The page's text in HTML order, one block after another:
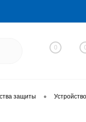
0
защиты •